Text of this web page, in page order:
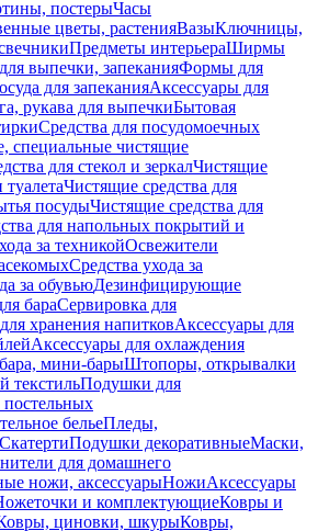
постерыЧасы
цветы, растенияВазыКлючницы,
Предметы интерьераШирмы
выпечки, запеканияФормы для
для запеканияАксессуары для
рукава для выпечкиБытовая
Средства для посудомоечных
специальные чистящие
для стекол и зеркалЧистящие
Чистящие средства для
посудыЧистящие средства для
для напольных покрытий и
за техникойОсвежители
Средства ухода за
за обувьюДезинфицирующие
бараСервировка для
хранения напитковАксессуары для
Аксессуары для охлаждения
мини-барыШтопоры, открывалки
текстильПодушки для
бельеПледы,
СкатертиПодушки декоративныеМаски,
для домашнего
ножи, аксессуарыНожиАксессуары
и комплектующиеКовры и
циновки, шкурыКовры,